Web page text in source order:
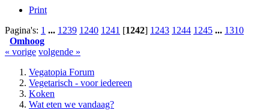
Print
Pagina's: 1 ... 1239 1240 1241 [1242] 1243 1244 1245 ... 1310
Omhoog
« vorige volgende »
Vegatopia Forum
Vegetarisch - voor iedereen
Koken
Wat eten we vandaag?